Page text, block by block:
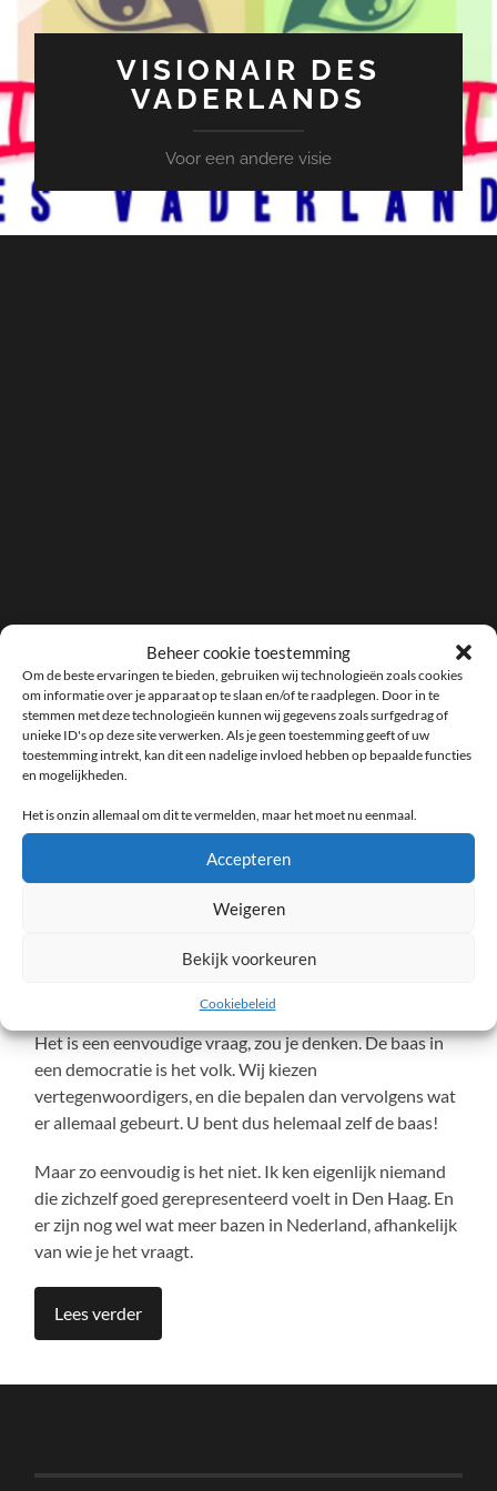
Beheer cookie toestemming
Om de beste ervaringen te bieden, gebruiken wij technologieën zoals cookies
om informatie over je apparaat op te slaan en/of te raadplegen. Door in te
stemmen met deze technologieën kunnen wij gegevens zoals surfgedrag of
unieke ID's op deze site verwerken. Als je geen toestemming geeft of uw
toestemming intrekt, kan dit een nadelige invloed hebben op bepaalde functies
en mogelijkheden.
Het is onzin allemaal om dit te vermelden, maar het moet nu eenmaal.
Accepteren
Weigeren
Bekijk voorkeuren
Cookiebeleid
VISIONAIR DES
VADERLANDS
Voor een andere visie
mobiel
menu
TAG:SCHOOF
Wie is er nou eigenlijk echt de
baas in Nederland?
Het is een eenvoudige vraag, zou je denken. De baas in
een democratie is het volk. Wij kiezen
vertegenwoordigers, en die bepalen dan vervolgens wat
er allemaal gebeurt. U bent dus helemaal zelf de baas!
Maar zo eenvoudig is het niet. Ik ken eigenlijk niemand
die zichzelf goed gerepresenteerd voelt in Den Haag. En
er zijn nog wel wat meer bazen in Nederland, afhankelijk
van wie je het vraagt.
Lees verder